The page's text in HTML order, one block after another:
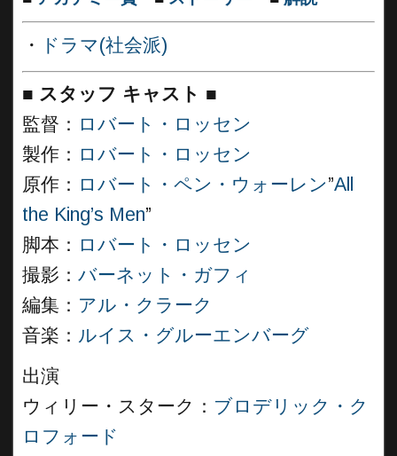
・ ドラマ(社会派)
■ スタッフ キャスト ■
監督： ロバート・ロッセン
製作： ロバート・ロッセン
原作： ロバート・ペン・ウォーレン”All
the King’s Men”
脚本： ロバート・ロッセン
撮影： バーネット・ガフィ
編集： アル・クラーク
音楽： ルイス・グルーエンバーグ
出演
ウィリー・スターク： ブロデリック・ク
ロフォード